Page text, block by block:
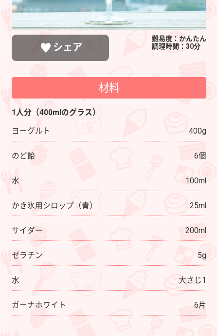
シェア
難易度：かんたん
調理時間：30分
材料
1人分（400mlのグラス）
ヨーグルト
400g
のど飴 6個
水 100ml
かき氷用シロップ（青） 25ml
サイダー 200ml
ゼラチン 5g
水 大さじ1
ガーナホワイト 6片